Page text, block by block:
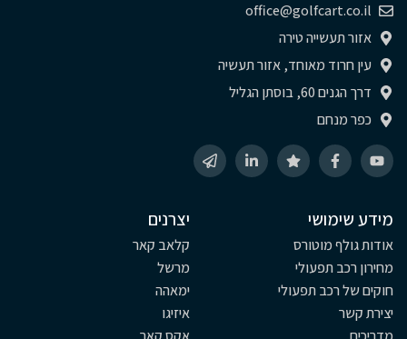
office@golfcart.co.il
אזור תעשייה טירה
עין חרוד מאוחד, אזור תעשיה
דרך הגנים 60, בוסתן הגליל
כפר מנחם
מידע שימושי
אודות גולף מוטורס
מחירון רכב תפעולי
חוקים של רכב תפעולי
יצירת קשר
יצרנים
קלאב קאר
מרשל
ימאהה
איזיגו